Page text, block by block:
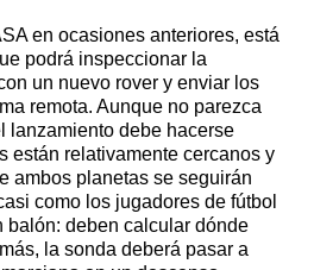
en ocasiones anteriores, está
podrá inspeccionar la
un nuevo rover y enviar los
remota. Aunque no parezca
lanzamiento debe hacerse
están relativamente cercanos y
ambos planetas se seguirán
como los jugadores de fútbol
balón: deben calcular dónde
la sonda deberá pasar a